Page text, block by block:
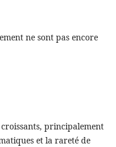
ne sont pas encore
principalement
et la rareté de